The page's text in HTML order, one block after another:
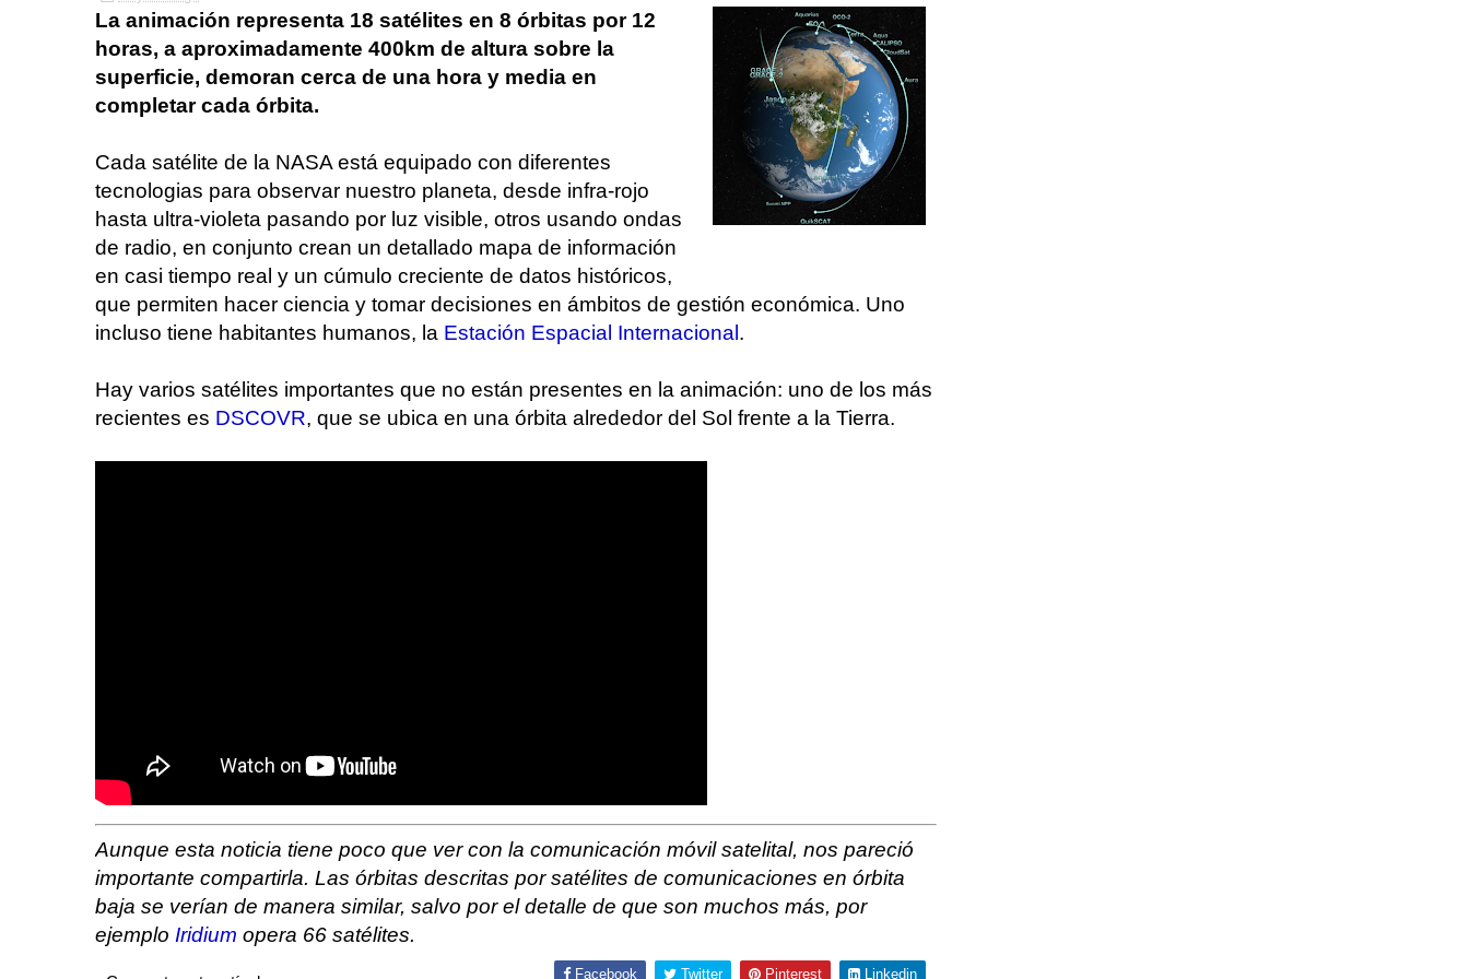
La animación representa 18 satélites en 8 órbitas por 12
horas, a aproximadamente 400km de altura sobre la
superficie, demoran cerca de una hora y media en
completar cada órbita.
Cada satélite de la NASA está equipado con diferentes
tecnologias para observar nuestro planeta, desde infra-rojo
hasta ultra-violeta pasando por luz visible, otros usando ondas
de radio, en conjunto crean un detallado mapa de información
en casi tiempo real y un cúmulo creciente de datos históricos,
que permiten hacer ciencia y tomar decisiones en ámbitos de gestión económica. Uno
incluso tiene habitantes humanos, la Estación Espacial Internacional .
Hay varios satélites importantes que no están presentes en la animación: uno de los más
recientes es DSCOVR, que se ubica en una órbita alrededor del Sol frente a la Tierra.
Aunque esta noticia tiene poco que ver con la comunicación móvil satelital, nos pareció
importante compartirla. Las órbitas descritas por satélites de comunicaciones en órbita
baja se verían de manera similar, salvo por el detalle de que son muchos más, por
ejemplo Iridium opera 66 satélites.
Facebook Twitter Pinterest Linkedin